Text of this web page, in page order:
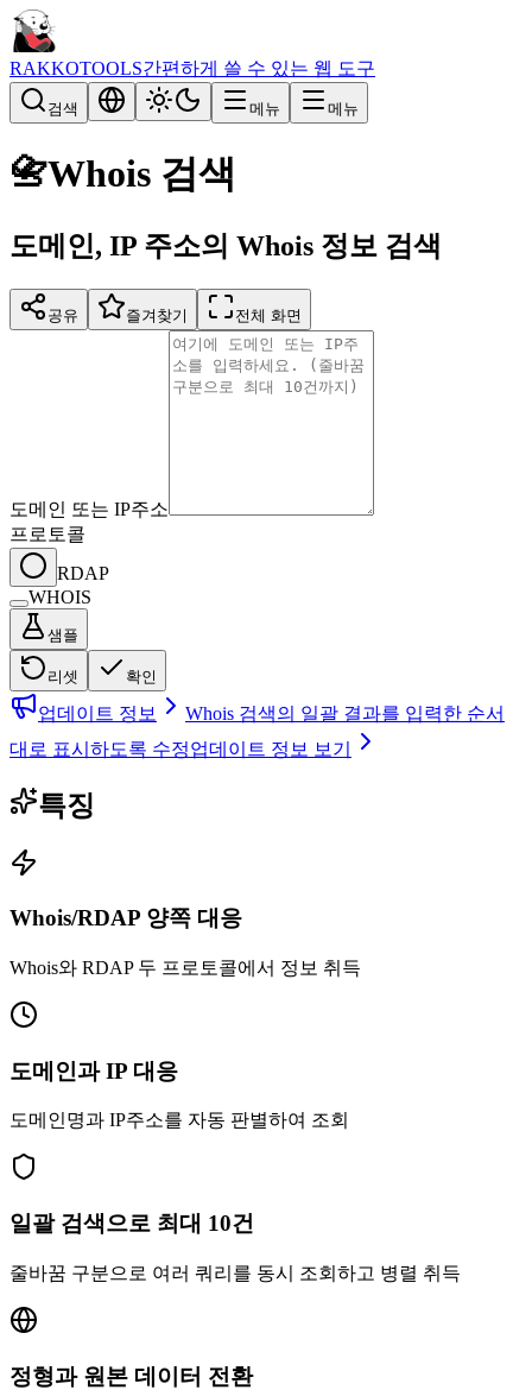
RAKKOTOOLS간편하게 쓸 수 있는 웹 도구
검색 메뉴 메뉴
📇Whois 검색
도메인, IP 주소의 Whois 정보 검색
공유 즐겨찾기 전체 화면
도메인 또는 IP주소
프로토콜
RDAP
WHOIS
샘플
리셋 확인
업데이트 정보
Whois 검색의 일괄 결과를 입력한 순서
대로 표시하도록 수정업데이트 정보 보기
특징
Whois/RDAP 양쪽 대응
Whois와 RDAP 두 프로토콜에서 정보 취득
도메인과 IP 대응
도메인명과 IP주소를 자동 판별하여 조회
일괄 검색으로 최대 10건
줄바꿈 구분으로 여러 쿼리를 동시 조회하고 병렬 취득
정형과 원본 데이터 전환